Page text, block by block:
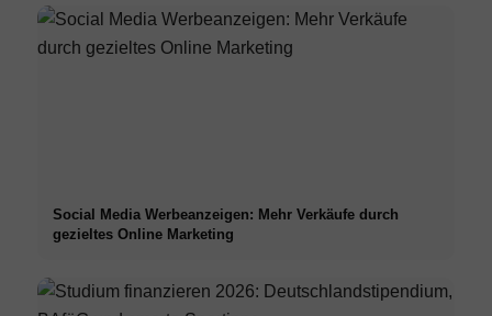
Social Media Werbeanzeigen: Mehr Verkäufe durch
gezieltes Online Marketing